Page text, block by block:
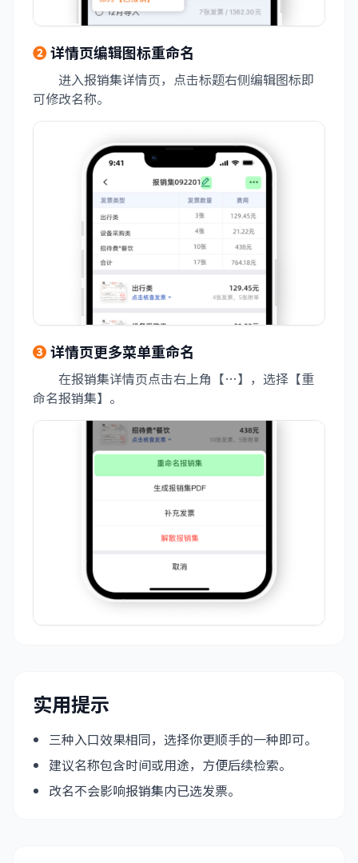
❷详情页编辑图标重命名
进入报销集详情页，点击标题右侧编辑图标即
可修改名称。
❸详情页更多菜单重命名
在报销集详情页点击右上角【…】，选择【重
命名报销集】。
实用提示
三种入口效果相同，选择你更顺手的一种即可。
建议名称包含时间或用途，方便后续检索。
改名不会影响报销集内已选发票。